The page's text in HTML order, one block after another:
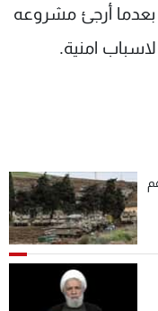
بعدما أرجئ مشروعه
امنية.